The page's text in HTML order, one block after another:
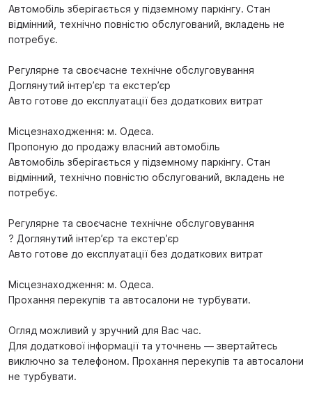
Автомобіль зберігається у підземному паркінгу. Стан
відмінний, технічно повністю обслугований, вкладень не
потребує.
Регулярне та своєчасне технічне обслуговування
Доглянутий інтер’єр та екстер’єр
Авто готове до експлуатації без додаткових витрат
Місцезнаходження: м. Одеса.
Пропоную до продажу власний автомобіль
Автомобіль зберігається у підземному паркінгу. Стан
відмінний, технічно повністю обслугований, вкладень не
потребує.
Регулярне та своєчасне технічне обслуговування
? Доглянутий інтер’єр та екстер’єр
Авто готове до експлуатації без додаткових витрат
Місцезнаходження: м. Одеса.
Прохання перекупів та автосалони не турбувати.
Огляд можливий у зручний для Вас час.
Для додаткової інформації та уточнень — звертайтесь
виключно за телефоном. Прохання перекупів та автосалони
не турбувати.